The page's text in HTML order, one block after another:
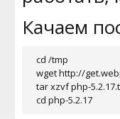
Качаем
cd /tmp
wget http://
tar xzvf php-
cd php-5.2.17